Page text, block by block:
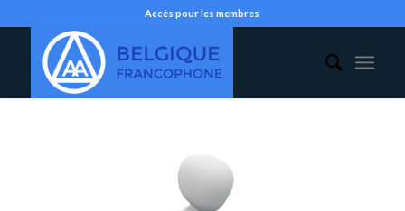
Accès pour les membres